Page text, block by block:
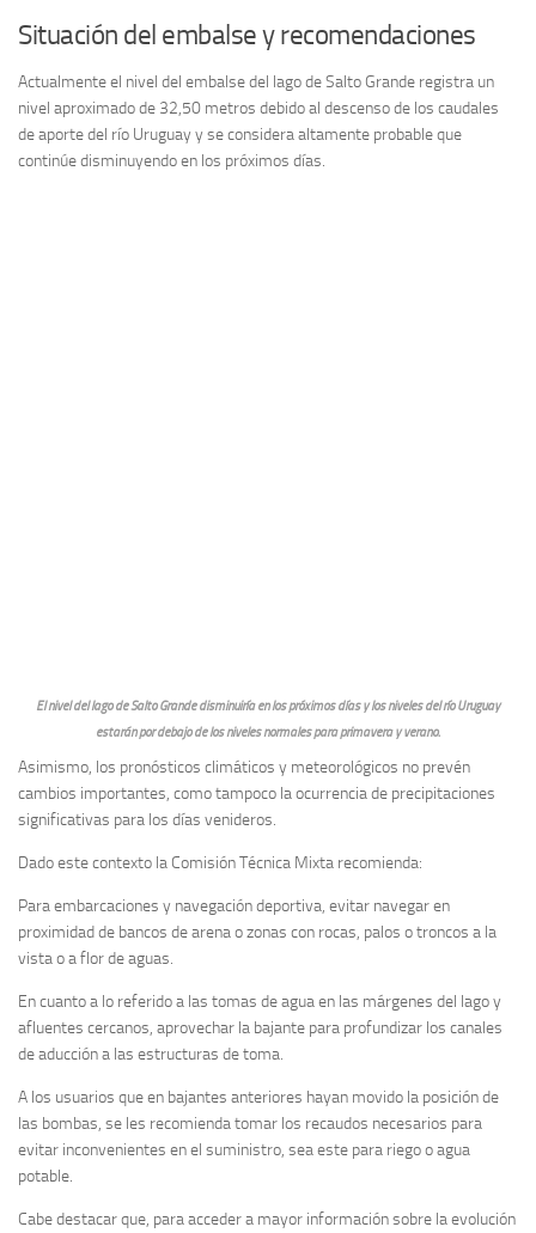
Situación del embalse y recomendaciones
Actualmente el nivel del embalse del lago de Salto Grande registra un
nivel aproximado de 32,50 metros debido al descenso de los caudales
de aporte del río Uruguay y se considera altamente probable que
continúe disminuyendo en los próximos días.
El nivel del lago de Salto Grande disminuiría en los próximos días y los niveles del río Uruguay
estarán por debajo de los niveles normales para primavera y verano.
Asimismo, los pronósticos climáticos y meteorológicos no prevén
cambios importantes, como tampoco la ocurrencia de precipitaciones
significativas para los días venideros.
Dado este contexto la Comisión Técnica Mixta recomienda:
Para embarcaciones y navegación deportiva, evitar navegar en
proximidad de bancos de arena o zonas con rocas, palos o troncos a la
vista o a flor de aguas.
En cuanto a lo referido a las tomas de agua en las márgenes del lago y
afluentes cercanos, aprovechar la bajante para profundizar los canales
de aducción a las estructuras de toma.
A los usuarios que en bajantes anteriores hayan movido la posición de
las bombas, se les recomienda tomar los recaudos necesarios para
evitar inconvenientes en el suministro, sea este para riego o agua
potable.
Cabe destacar que, para acceder a mayor información sobre la evolución